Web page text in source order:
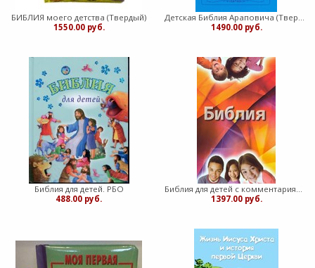
БИБЛИЯ моего детства (Твердый)
1550.00 руб.
Детская Библия Араповича (Твердый)
1490.00 руб.
Библия для детей. РБО
488.00 руб.
Библия для детей с комментариями Джона Мак-Артура (Твердый)
1397.00 руб.